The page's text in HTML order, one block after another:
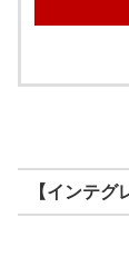
【インテ